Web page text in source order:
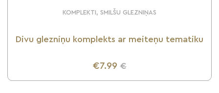
KOMPLEKTI, SMILŠU GLEZNIŅAS
Divu glezniņu komplekts ar meiteņu tematiku
€7.99 €
UZZINI VAIRĀK